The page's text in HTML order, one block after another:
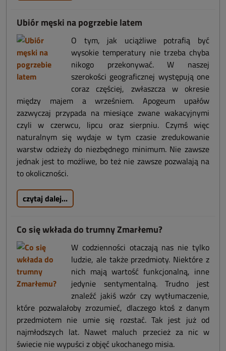
Ubiór męski na pogrzebie latem
O tym, jak uciążliwe potrafią być
wysokie temperatury nie trzeba chyba
nikogo przekonywać. W naszej
szerokości geograficznej występują one
coraz częściej, zwłaszcza w okresie
między majem a wrześniem. Apogeum upałów
zazwyczaj przypada na miesiące zwane wakacyjnymi
czyli w czerwcu, lipcu oraz sierpniu. Czymś więc
naturalnym się wydaje w tym czasie zredukowanie
warstw odzieży do niezbędnego minimum. Nie zawsze
jednak jest to możliwe, bo też nie zawsze pozwalają na
to okoliczności.
czytaj dalej...
Co się wkłada do trumny Zmarłemu?
W codzienności otaczają nas nie tylko
ludzie, ale także przedmioty. Niektóre z
nich mają wartość funkcjonalną, inne
jedynie sentymentalną. Trudno jest
znaleźć jakiś wzór czy wytłumaczenie,
które pozwalałoby zrozumieć, dlaczego ktoś z danym
przedmiotem nie umie się rozstać. Tak jest już od
najmłodszych lat. Nawet maluch przecież za nic w
świecie nie wypuści z objęć ukochanego misia.